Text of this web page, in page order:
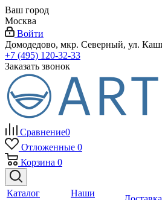
Ваш город
Москва
Войти
Домодедово, мкр. Северный, ул.
+7 (495) 120-32-33
Заказать звонок
Сравнение0
Отложенные 0
Корзина 0
Каталог
Наши